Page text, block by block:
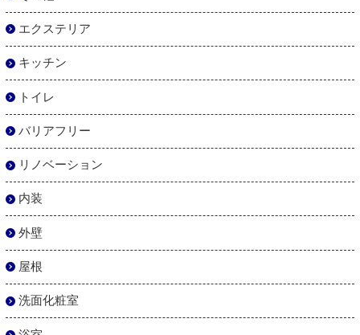
エクステリア
キッチン
トイレ
バリアフリー
リノベーション
内装
外壁
屋根
洗面化粧室